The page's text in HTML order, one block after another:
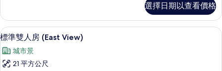
相
片
房
(North
View)
詳
情
選擇日期以查看價格
顯
示
標
書桌、遮光布/窗簾、免費無線上網、
4
標準雙人房 (East View)
城市景
21 平方公尺